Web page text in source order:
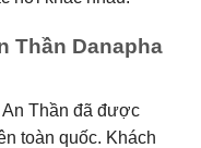
Thần Danapha
Thần đã được
toàn quốc. Khách